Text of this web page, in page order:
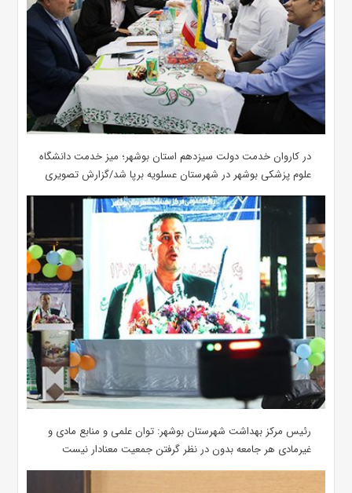
در کاروان خدمت دولت سیزدهم استان بوشهر؛ میز خدمت دانشگاه
علوم پزشکی بوشهر در شهرستان عسلویه برپا شد/گزارش تصویری
رئیس مرکز بهداشت شهرستان بوشهر: توان علمی و منابع مادی و
غیرمادی هر جامعه بدون در نظر گرفتن جمعیت معنادار نیست